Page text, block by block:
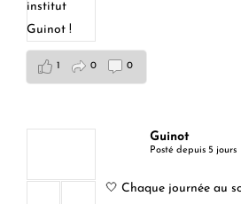
1 0 0
Guinot
Posté depuis 5 jours
🤍 Chaque journée au